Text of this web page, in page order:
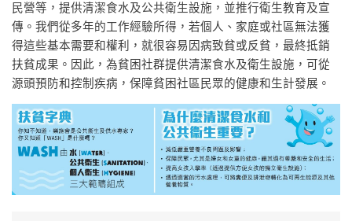
民營等，提供清潔食水及公共衛生設施，並推行衛生教育及宣
傳。我們從多年的工作經驗所得，若個人、家庭或社區無法獲
得這些基本需要和權利，就很容易因病致貧或反貧，最終抵銷
扶貧成果。因此，為貧困社群提供清潔食水及衛生設施，可從
源頭預防和控制疾病，保障貧困社區民眾的健康和生計發展。